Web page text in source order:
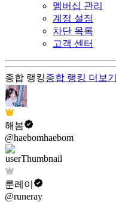
멤버십 관리
계정 설정
차단 목록
고객 센터
종합 랭킹종합 랭킹 더보기
해봄
@haebomhaebom
룬레이
@runeray